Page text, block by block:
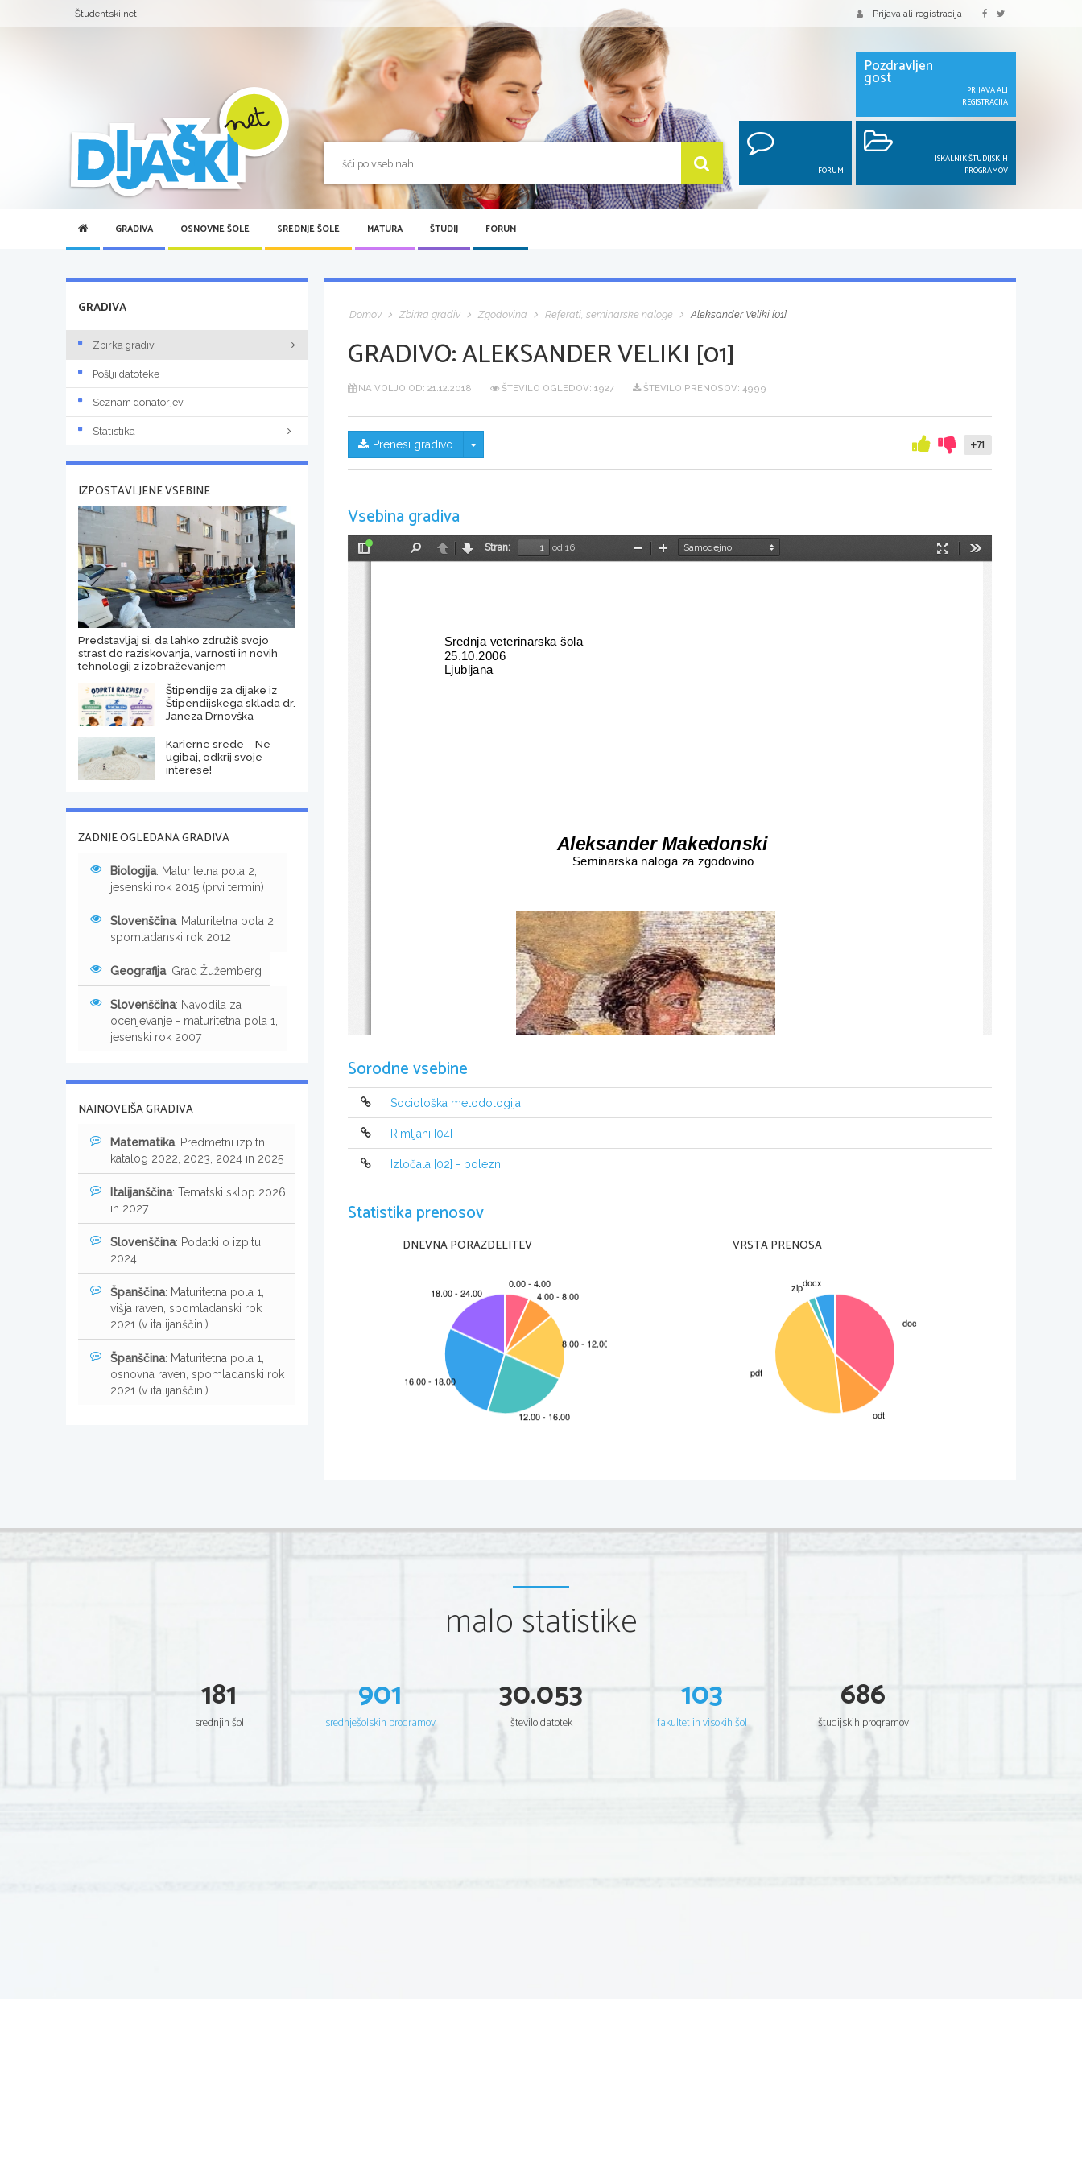
Študentski.net Prijava ali registracija
Pozdravljen
gost
PRIJAVA ALI
REGISTRACIJA
FORUM
ISKALNIK ŠTUDIJSKIH
PROGRAMOV
GRADIVA OSNOVNE ŠOLE SREDNJE ŠOLE MATURA ŠTUDIJ FORUM
Domov Zbirka gradiv Zgodovina Referati, seminarske naloge Aleksander Veliki [01]
GRADIVO:ALEKSANDER VELIKI [01]
NA VOLJO OD: 21.12.2018 ŠTEVILO OGLEDOV: 1927 ŠTEVILO PRENOSOV: 4999
Prenesi gradivo Skrij/prikaži meni +71
Vsebina gradiva
Preklopi
NazajNaprej
Stran:
od 16
Način
PomanjšajPovečaj
Srednja veterinarska šola
25.10.2006
Ljubljana
                      Aleksander Makedonski
Seminarska naloga za zgodovino
1. UVOD..............................................................................3
Fillipova smrt in prihod Aleksandra na prestol.....................4
6. Aleksandrov pohod v Azijo................................................5
7. posledice Darejevega poraza..............................................8
Gavgamelah.........................................................................9
11. pohod nad Azijo in maščevanje za požig Aten.................... 9
12. Darejeva smrt................................................................10
15. prihod v Perzijo...............................................................12
Sorodne vsebine
Sociološka metodologija
Rimljani [04]
Izločala [02] - bolezni
Statistika prenosov
DNEVNA PORAZDELITEV VRSTA PRENOSA
GRADIVA
Zbirka gradiv
Pošlji datoteke
Seznam donatorjev
Statistika
IZPOSTAVLJENE VSEBINE
Predstavljaj si, da lahko združiš svojo
strast do raziskovanja, varnosti in novih
tehnologij z izobraževanjem
Štipendije za dijake iz
Štipendijskega sklada dr.
Janeza Drnovška
Karierne srede – Ne
ugibaj, odkrij svoje
interese!
ZADNJE OGLEDANA GRADIVA
Biologija: Maturitetna pola 2,
jesenski rok 2015 (prvi termin)
Slovenščina: Maturitetna pola 2,
spomladanski rok 2012
Geografija: Grad Žužemberg
Slovenščina: Navodila za
ocenjevanje - maturitetna pola 1,
jesenski rok 2007
NAJNOVEJŠA GRADIVA
Matematika: Predmetni izpitni
katalog 2022, 2023, 2024 in 2025
Italijanščina: Tematski sklop 2026
in 2027
Slovenščina: Podatki o izpitu
2024
Španščina: Maturitetna pola 1,
višja raven, spomladanski rok
2021 (v italijanščini)
Španščina: Maturitetna pola 1,
osnovna raven, spomladanski rok
2021 (v italijanščini)
malo statistike
181
srednjih šol
901
srednješolskih programov
30.053
število datotek
103
fakultet in visokih šol
686
študijskih programov